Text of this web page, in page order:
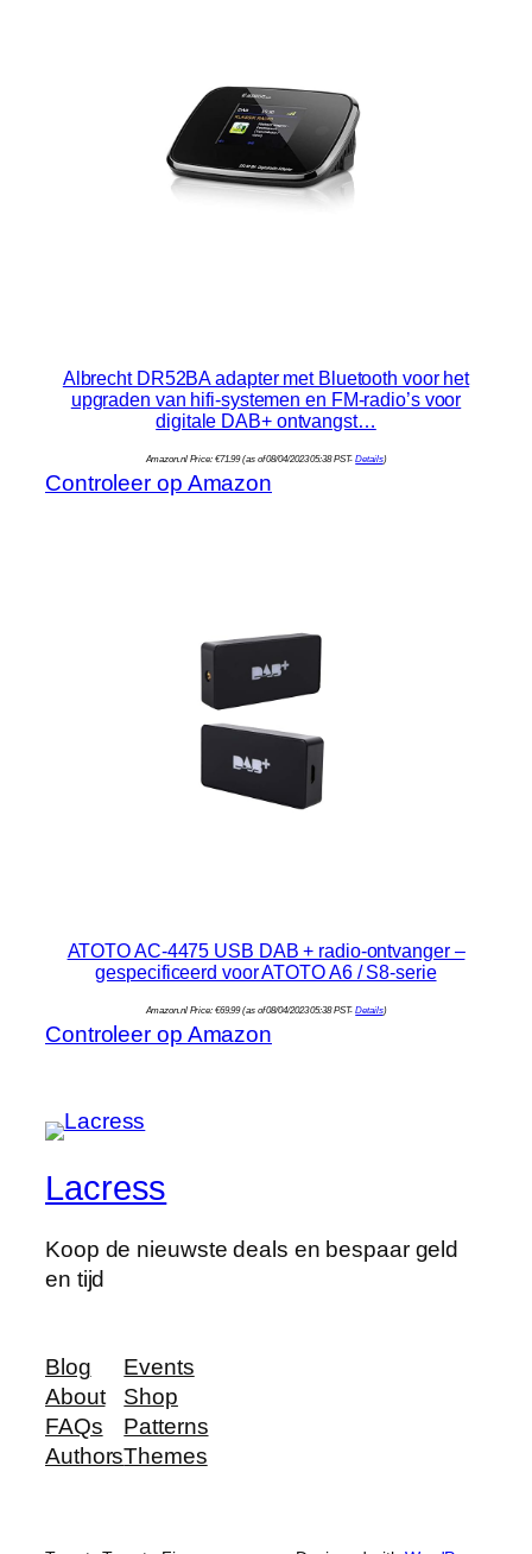
Albrecht DR52BA adapter met Bluetooth voor het
upgraden van hifi-systemen en FM-radio’s voor
digitale DAB+ ontvangst…
Amazon.nl Price: €71.99(as of 08/04/2023 05:38 PST-Details)
Controleer op Amazon
ATOTO AC-4475 USB DAB + radio-ontvanger –
gespecificeerd voor ATOTO A6 / S8-serie
Amazon.nl Price: €69.99(as of 08/04/2023 05:38 PST-Details)
Controleer op Amazon
Lacress
Koop de nieuwste deals en bespaar geld
en tijd
Blog
About
FAQs
Authors
Events
Shop
Patterns
Themes